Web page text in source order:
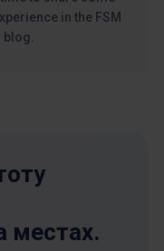
in the FSM
местах.